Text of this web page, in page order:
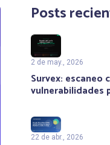
Posts
2 de may., 2026
Survex: escaneo
vulnerabilidades
22 de abr., 2026